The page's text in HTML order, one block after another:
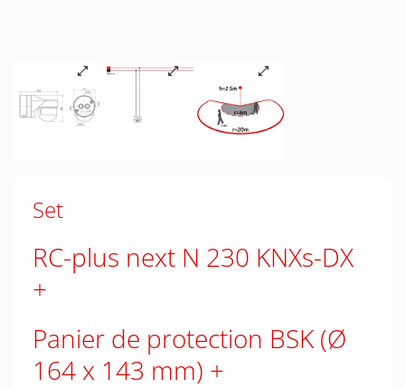
Set
RC-plus next N 230 KNXs-DX
Panier de protection BSK (Ø
164 x 143 mm)